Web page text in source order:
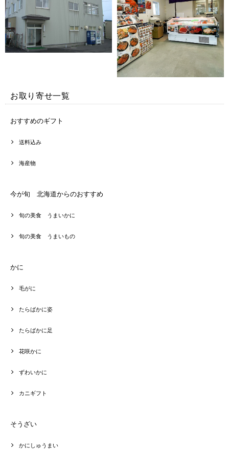
お取り寄せ一覧
おすすめのギフト
送料込み
海産物
今が旬 北海道からのおすすめ
旬の美食 うまいかに
旬の美食 うまいもの
かに
毛がに
たらばかに姿
たらばかに足
花咲かに
ずわいかに
カニギフト
そうざい
かにしゅうまい